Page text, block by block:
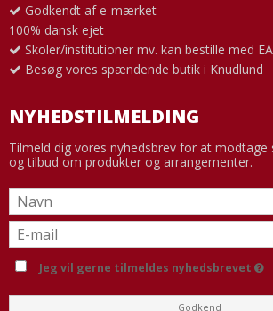
Godkendt af e-mærket
100% dansk ejet
Skoler/institutioner mv. kan bestille med
Besøg vores spændende butik i Knudlund
NYHEDSTILMELDING
Tilmeld dig vores nyhedsbrev for at
og tilbud om produkter og arrangementer.
Jeg vil gerne tilmeldes nyhedsbrevet
Godkend